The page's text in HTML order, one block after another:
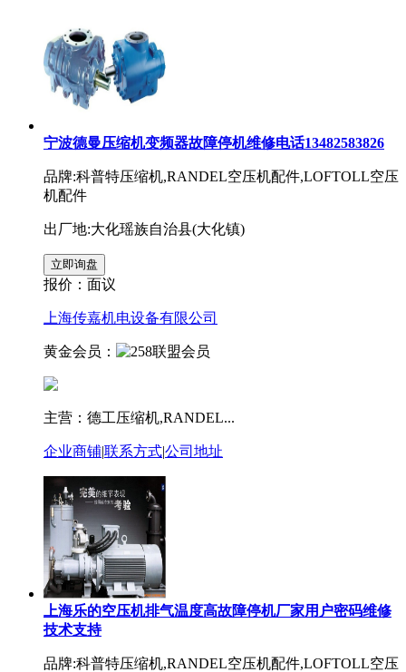
宁波德曼压缩机变频器故障停机维修电话13482583826
品牌:科普特压缩机,RANDEL空压机配件,LOFTOLL空压
机配件
出厂地:大化瑶族自治县(大化镇)
报价： 面议
上海传嘉机电设备有限公司
黄金会员：
主营：德工压缩机,RANDEL...
企业商铺|联系方式|公司地址
上海乐的空压机排气温度高故障停机厂家用户密码维修
技术支持
品牌:科普特压缩机,RANDEL空压机配件,LOFTOLL空压